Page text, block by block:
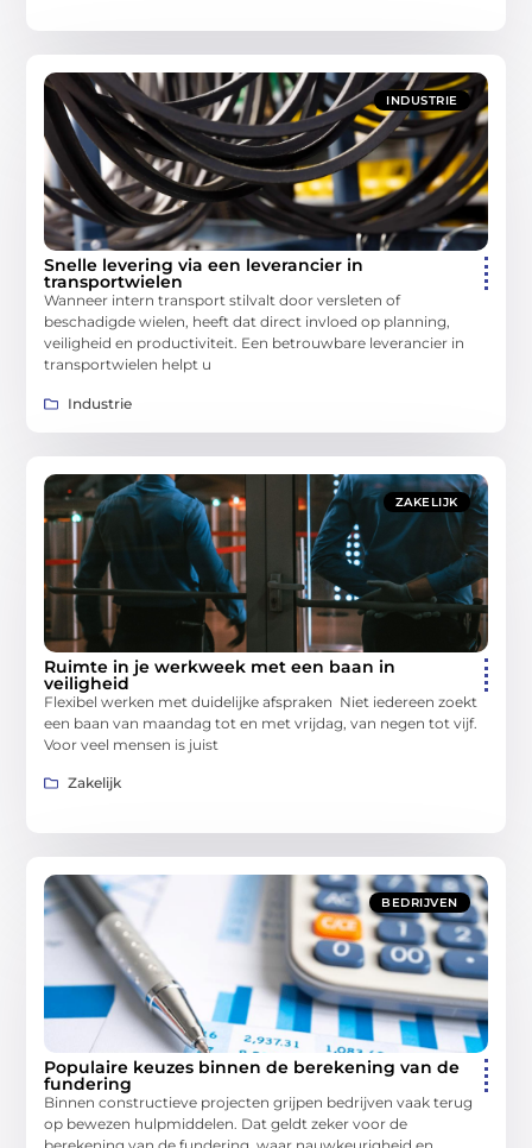
INDUSTRIE
Snelle levering via een leverancier in
transportwielen
Wanneer intern transport stilvalt door versleten of
beschadigde wielen, heeft dat direct invloed op planning,
veiligheid en productiviteit. Een betrouwbare leverancier in
transportwielen helpt u
Industrie
ZAKELIJK
Ruimte in je werkweek met een baan in
veiligheid
Flexibel werken met duidelijke afspraken Niet iedereen zoekt
een baan van maandag tot en met vrijdag, van negen tot vijf.
Voor veel mensen is juist
Zakelijk
BEDRIJVEN
Populaire keuzes binnen de berekening van de
fundering
Binnen constructieve projecten grijpen bedrijven vaak terug
op bewezen hulpmiddelen. Dat geldt zeker voor de